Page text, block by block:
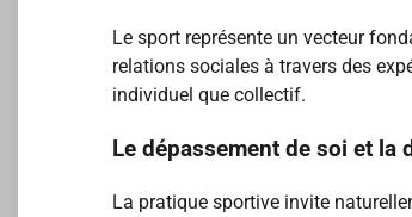
Le sport représente un vecteur
relations sociales à travers des
individuel que collectif.
Le dépassement de soi et
La pratique sportive invite